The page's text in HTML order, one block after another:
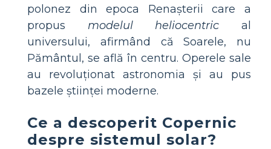
polonez din epoca Renașterii care a
propus modelul heliocentric al
universului, afirmând că Soarele, nu
Pământul, se află în centru. Operele sale
au revoluționat astronomia și au pus
bazele științei moderne.
Ce a descoperit Copernic
despre sistemul solar?